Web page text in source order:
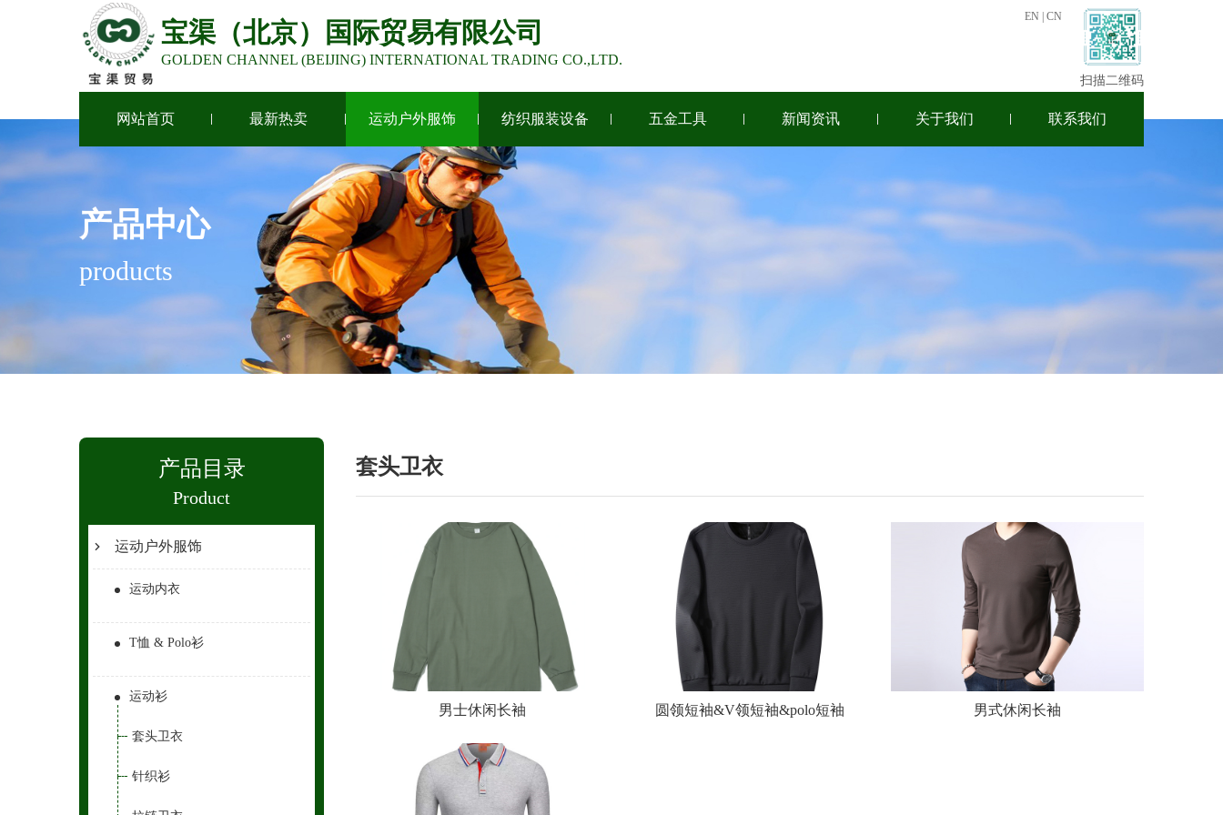
宝渠（北京）国际贸易有限公司
GOLDEN CHANNEL (BEIJING) INTERNATIONAL TRADING CO.,LTD.
扫描二维码
EN CN
网站首页 最新热卖 运动户外服饰 纺织服装设备 五金工具 新闻资讯 关于我们 联系我们
产品中心
products
产品目录
Product
运动户外服饰
运动内衣
T恤 & Polo衫
运动衫
套头卫衣
针织衫
套头卫衣
男士休闲长袖 圆领短袖&V领短袖&polo短袖 男式休闲长袖